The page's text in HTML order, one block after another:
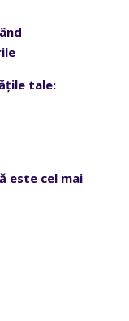
tale:
este cel mai